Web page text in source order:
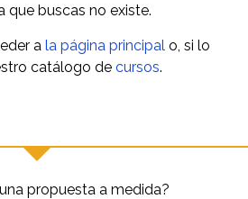
que buscas no existe.
ala página principal o, si lo
catálogo decursos.
propuesta a medida?